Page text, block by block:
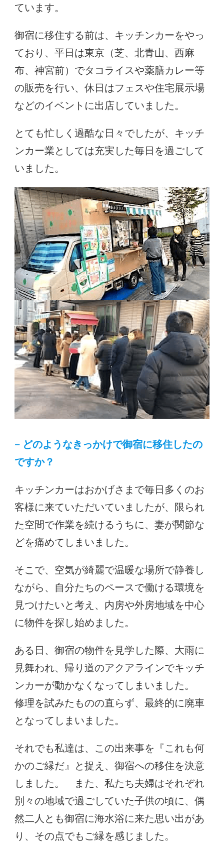
ています。
御宿に移住する前は、キッチンカーをやっ
ており、平日は東京（芝、北青山、西麻
布、神宮前）でタコライスや薬膳カレー等
の販売を行い、休日はフェスや住宅展示場
などのイベントに出店していました。
とても忙しく過酷な日々でしたが、キッチ
ンカー業としては充実した毎日を過ごして
いました。
− どのようなきっかけで御宿に移住したの
ですか？
キッチンカーはおかげさまで毎日多くのお
客様に来ていただいていましたが、限られ
た空間で作業を続けるうちに、妻が関節な
どを痛めてしまいました。
そこで、空気が綺麗で温暖な場所で静養し
ながら、自分たちのペースで働ける環境を
見つけたいと考え、内房や外房地域を中心
に物件を探し始めました。
ある日、御宿の物件を見学した際、大雨に
見舞われ、帰り道のアクアラインでキッチ
ンカーが動かなくなってしまいました。
修理を試みたものの直らず、最終的に廃車
となってしまいました。
それでも私達は、この出来事を『これも何
かのご縁だ』と捉え、御宿への移住を決意
しました。 また、私たち夫婦はそれぞれ
別々の地域で過ごしていた子供の頃に、偶
然二人とも御宿に海水浴に来た思い出があ
り、その点でもご縁を感じました。